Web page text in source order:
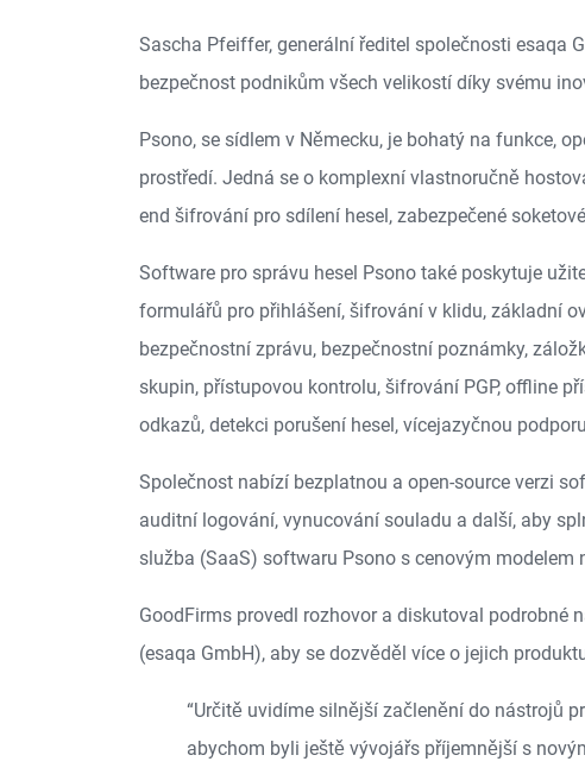
Sascha Pfeiffer, generální ředitel společnosti esaqa
bezpečnost podnikům všech velikostí díky svému
Psono, se sídlem v Německu, je bohatý na funkce,
prostředí. Jedná se o komplexní vlastnoručně
end šifrování pro sdílení hesel, zabezpečené
Software pro správu hesel Psono také poskytuje
formulářů pro přihlášení, šifrování v klidu, základní
bezpečnostní zprávu, bezpečnostní poznámky,
skupin, přístupovou kontrolu, šifrování PGP, offline
odkazů, detekci porušení hesel, vícejazyčnou
Společnost nabízí bezplatnou a open-source verzi
auditní logování, vynucování souladu a další, aby
služba (SaaS) softwaru Psono s cenovým modelem
GoodFirms provedl rozhovor a diskutoval podrobné
(esaqa GmbH), aby se dozvěděl více o jejich
“Určitě uvidíme silnější začlenění do nástrojů
abychom byli ještě vývojářs příjemnější s